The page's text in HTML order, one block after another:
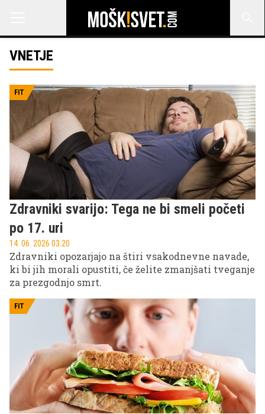
VNETJE
FIT
Zdravniki svarijo: Tega ne bi smeli početi
po 17. uri
14. 06. 2026 03.20
Zdravniki opozarjajo na štiri vsakodnevne navade,
ki bi jih morali opustiti, če želite zmanjšati tveganje
za prezgodnjo smrt.
FIT